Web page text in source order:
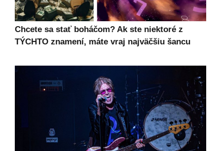
Chcete sa stať boháčom? Ak ste niektoré z
TÝCHTO znamení, máte vraj najväčšiu šancu